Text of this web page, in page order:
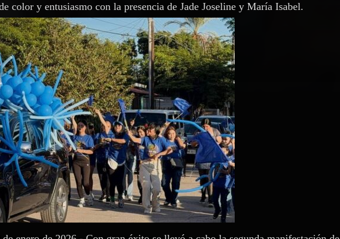
color y entusiasmo con la presencia de Jade Joseline y María Isabel.